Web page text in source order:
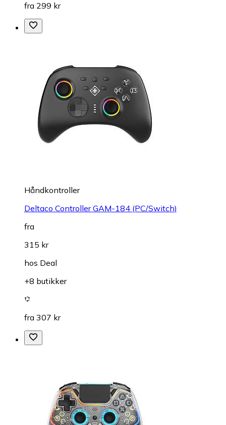
fra 299 kr
Håndkontroller
Deltaco Controller GAM-184 (PC/Switch)
fra
315 kr
hos Deal
+8 butikker
fra 307 kr